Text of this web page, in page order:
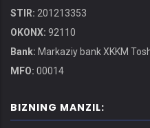
STIR: 201213353
OKONX: 92110
Bank: Markaziy bank XKKM
MFO: 00014
BIZNING MANZIL: